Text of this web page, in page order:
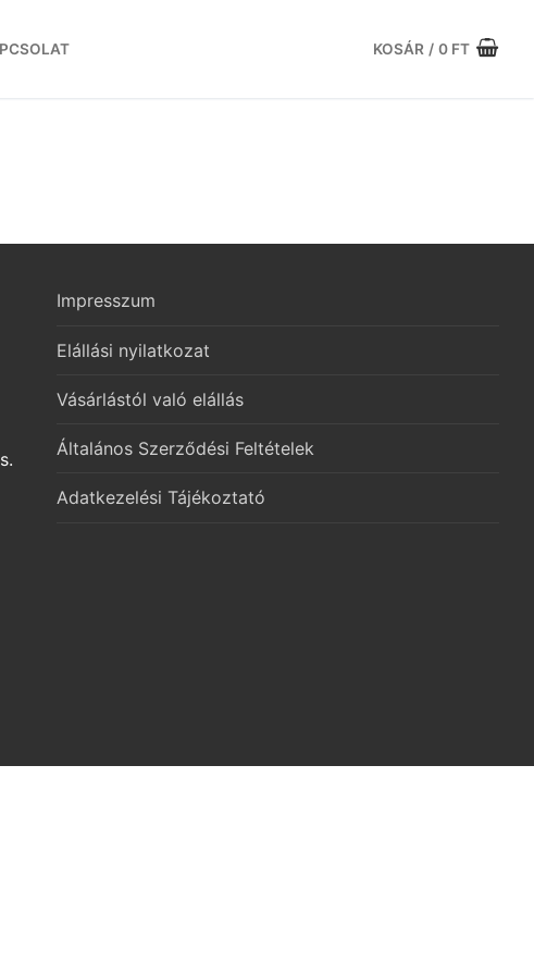
KOSÁR / 0 FT
Impresszum
Elállási nyilatkozat
Vásárlástól való elállás
Általános Szerződési Feltételek
Adatkezelési Tájékoztató